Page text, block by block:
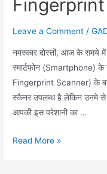
Leave a Comment /
नमस्कार दोस्तों, आज के समये में
स्मार्टफोन (Smartphone) के
Fingerprint Scanner) के बारे
स्कैनर उपलब्ध है लेकिन उनमे
आपकी इस परेशानी का …
Fingerprint
Read More »